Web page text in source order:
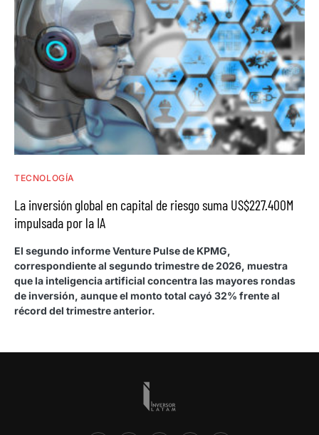
TECNOLOGÍA
La inversión global en capital de riesgo suma US$227.400M
impulsada por la IA
El segundo informe Venture Pulse de KPMG,
correspondiente al segundo trimestre de 2026, muestra
que la inteligencia artificial concentra las mayores rondas
de inversión, aunque el monto total cayó 32% frente al
récord del trimestre anterior.